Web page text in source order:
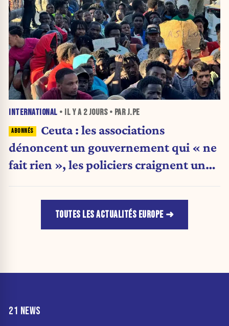
INTERNATIONAL • IL Y A 2 JOURS• PAR J.PE
Ceuta : les associations
dénoncent un gouvernement qui « ne
fait rien », les policiers craignent une
TOUTES LES ACTUALITÉS EUROPE
21 NEWS